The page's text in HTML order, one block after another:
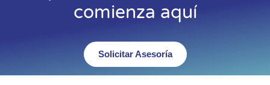
comienza aquí
Solicitar Asesoría